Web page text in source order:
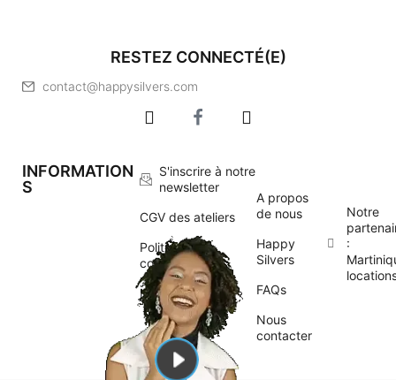
RESTEZ CONNECTÉ(E)
contact@happysilvers.com
INFORMATION
S
S'inscrire à notre
newsletter
CGV des ateliers
Politique de
confidentialité
Mentions légales
A propos
de nous
Happy
Silvers
FAQs
Nous
contacter
Notre
: